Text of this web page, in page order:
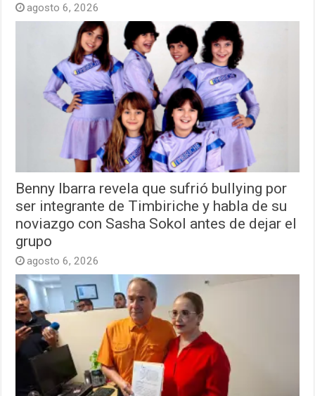
agosto 6, 2026
Benny Ibarra revela que sufrió bullying por
ser integrante de Timbiriche y habla de su
noviazgo con Sasha Sokol antes de dejar el
grupo
agosto 6, 2026